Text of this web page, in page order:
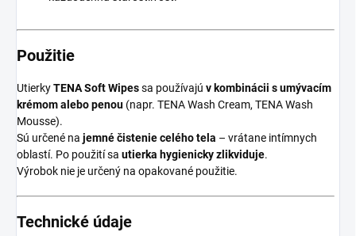
Použitie
UtierkyTENA Soft Wipessa používajú v kombinácii s umývacím
krémom alebo penou (napr. TENA Wash Cream, TENA Wash
Mousse).
Sú určené na jemné čistenie celého tela – vrátane intímnych
oblastí. Po použití sa utierka hygienicky zlikviduje.
Výrobok nie je určený na opakované použitie.
Technické údaje